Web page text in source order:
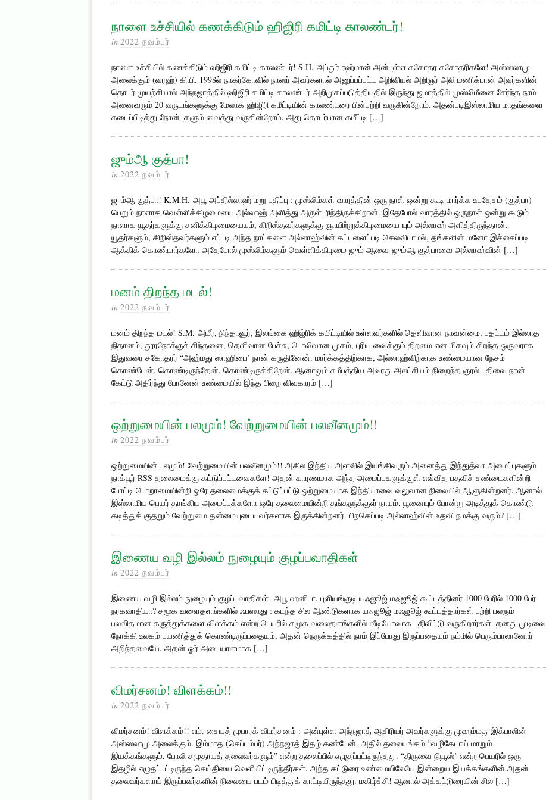
நாளை உச்சியில் கணக்கிடும் ஹிஜிரி கமிட்டி காலண்டர்!
in 2022 நவம்பர்
நாளை உச்சியில் கணக்கிடும் ஹிஜிரி கமிட்டி காலண்டர்! S.H. அப்துர் ரஹ்மான் அன்புள்ள சகோதர சகோதரிகளே! அஸ்ஸலாமு
அலைக்கும் (வரஹ்) கி.பி. 1998ல் நாகர்கோவில் நாஸர் அவர்களால் அனுப்பப்பட்ட அறிவியல் அறிஞர் அலி மணிக்பான் அவர்களின்
தொடர் முயற்சியால் அந்நஜாத்தில் ஹிஜிரி கமிட்டி காலண்டர் அறிமுகப்படுத்தியதில் இருந்து ஜமாத்தில் முஸ்லிமீனை சேர்ந்த நாம்
அனைவரும் 20 வருடங்களுக்கு மேலாக ஹிஜிரி கமீட்டியின் காலண்டரை பின்பற்றி வருகின்றோம். அதன்படிஇஸ்லாமிய மாதங்களை
கடைப்பிடித்து நோன்புகளும் வைத்து வருகின்றோம். அது தொடர்பான கமீட்டி […]
ஜும்ஆ குத்பா!
in 2022 நவம்பர்
ஜும்ஆ குத்பா! K.M.H. அபூ அப்தில்லாஹ் மறு பதிப்பு : முஸ்லிம்கள் வாரத்தின் ஒரு நாள் ஒன்று கூடி மார்க்க உபதேசம் (குத்பா)
பெறும் நாளாக வெள்ளிக்கிழமையை அல்லாஹ் அளித்து அருள்புரிந்திருக்கிறான். இதேபோல் வாரத்தில் ஒருநாள் ஒன்று கூடும்
நாளாக யூதர்களுக்கு சனிக்கிழமையையும், கிறிஸ்தவர்களுக்கு ஞாயிற்றுக்கிழமையை யும் அல்லாஹ் அளித்திருந்தான்.
யூதர்களும், கிறிஸ்தவர்களும் எப்படி அந்த நாட்களை அல்லாஹ்வின் கட்டளைப்படி செலவிடாமல், தங்களின் மனோ இச்சைப்படி
ஆக்கிக் கொண்டார்களோ அதேபோல் முஸ்லிம்களும் வெள்ளிக்கிழமை ஜும் ஆவை-ஜும்ஆ குத்பாவை அல்லாஹ்வின் […]
மனம் திறந்த மடல்!
in 2022 நவம்பர்
மனம் திறந்த மடல்! S.M. அமீர், நிந்தாவூர், இலங்கை ஹிஜ்ரிக் கமிட்டியில் உள்ளவர்களில் தெளிவான நாவன்மை, பதட்டம் இல்லாத
நிதானம், தூரநோக்குச் சிந்தனை, தெளிவான பேச்சு, பொலிவான முகம், புரிய வைக்கும் திறமை என மிகவும் சிறந்த ஒருவராக
இதுவரை சகோதரர் “அஹ்மது ஸாஹிபை’ நான் கருதினேன். மார்க்கத்திற்காக, அல்லாஹ்விற்காக உண்மையான நேசம்
கொண்டேன், கொண்டிருந்தேன், கொண்டிருக்கிறேன். ஆனாலும் சமீபத்திய அவரது அலட்சியம் நிறைந்த குரல் பதிவை நான்
கேட்டு அதிர்ந்து போனேன் உண்மையில் இந்த பிறை விவகாரம் […]
ஒற்றுமையின் பலமும்! வேற்றுமையின் பலவீனமும்!!
in 2022 நவம்பர்
ஒற்றுமையின் பலமும்! வேற்றுமையின் பலவீனமும்!! அகில இந்திய அளவில் இயங்கிவரும் அனைத்து இந்துத்வா அமைப்புகளும்
நாக்பூர் RSS தலைமைக்கு கட்டுப்பட்டவைகளே! அதன் காரணமாக அந்த அமைப்புகளுக்குள் எவ்வித பதவிச் சண்டைகளின்றி
போட்டி பொறாமையின்றி ஒரே தலைமைக்குக் கட்டுப்பட்டு ஒற்றுமையாக இந்தியாவை வலுவான நிலையில் ஆளுகின்றனர். ஆனால்
இஸ்லாமிய பெயர் தாங்கிய அமைப்புக்களோ ஒரே தலைமையின்றி தங்களுக்குள் நாயும், பூனையும் போன்று அடித்துக் கொண்டு
கடித்துக் குதறும் வேற்றுமை தன்மையுடையவர்களாக இருக்கின்றனர். பிறகெப்படி அல்லாஹ்வின் உதவி நமக்கு வரும்? […]
இணைய வழி இல்லம் நுழையும் குழப்பவாதிகள்
in 2022 நவம்பர்
இணைய வழி இல்லம் நுழையும் குழப்பவாதிகள் அபூ ஹனிபா, புளியங்குடி யஃஜூஜ் மஃஜூஜ் கூட்டத்தினர் 1000 பேரில் 1000 பேர்
நரகவாதியா? சமூக வளைதளங்களில் ஃபஸாது : கடந்த சில ஆண்டுகளாக யஃஜூஜ் மஃஜூஜ் கூட்டத்தார்கள் பற்றி பலரும்
பலவிதமான கருத்துக்களை விளக்கம் என்ற பெயரில் சமூக வலைதளங்களில் வீடியோவாக பதிவிட்டு வருகிறார்கள். தனது முடிவை
நோக்கி உலகம் பயணித்துக் கொண்டிருப்பதையும், அதன் நெருக்கத்தில் நாம் இப்போது இருப்பதையும் நம்மில் பெரும்பாலானோர்
அறிந்தவையே. அதன் ஓர் அடையாளமாக […]
விமர்சனம்! விளக்கம்!!
in 2022 நவம்பர்
விமர்சனம்! விளக்கம்!! எம். சையத் முபாரக் விமர்சனம் : அன்புள்ள அந்நஜாத் ஆசிரியர் அவர்களுக்கு முஹம்மது இக்பாலின்
அஸ்ஸலாமு அலைக்கும். இம்மாத (செப்டம்பர்) அந்நஜாத் இதழ் கண்டேன். அதில் தலையங்கம் “வழிகேடாய் மாறும்
இயக்கங்களும், போலி சமுதாயத் தலைவர்களும்” என்ற தலைப்பில் எழுதப்பட்டிருந்தது. “திருவை நியூஸ்’ என்ற பெயரில் ஒரு
இதழில் எழுதப்பட்டிருந்த செய்தியை வெளியிட்டிருந்தீர்கள். அந்த கட்டுரை உண்மையிலேயே இன்றைய இயக்கங்களின் அதன்
தலைவர்களாய் இருப்பவர்களின் நிலையை படம் பிடித்துக் காட்டியிருந்தது. மகிழ்ச்சி! ஆனால் அக்கட்டுரையின் சில […]